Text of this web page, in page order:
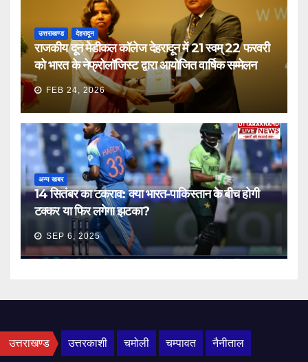
उत्तराखण्ड देहरादून
राजकीय दून मेडीकल कॉलेज देहरादून में 21 स्वम् 22 फरवरी
को भारत के नेफ्रोलॉजिस्ट द्वारा आयोजित वार्षिक सम्मेलन
FEB 24, 2026
अन्य खबर
14 सितंबर का टकराव: क्या भारत-पाकिस्तान के बीच होगी
टक्कर या फिर लगेगा झटका?
SEP 6, 2025
उत्तराखण्ड उत्तरकाशी चमोली चम्पावत नैनीताल